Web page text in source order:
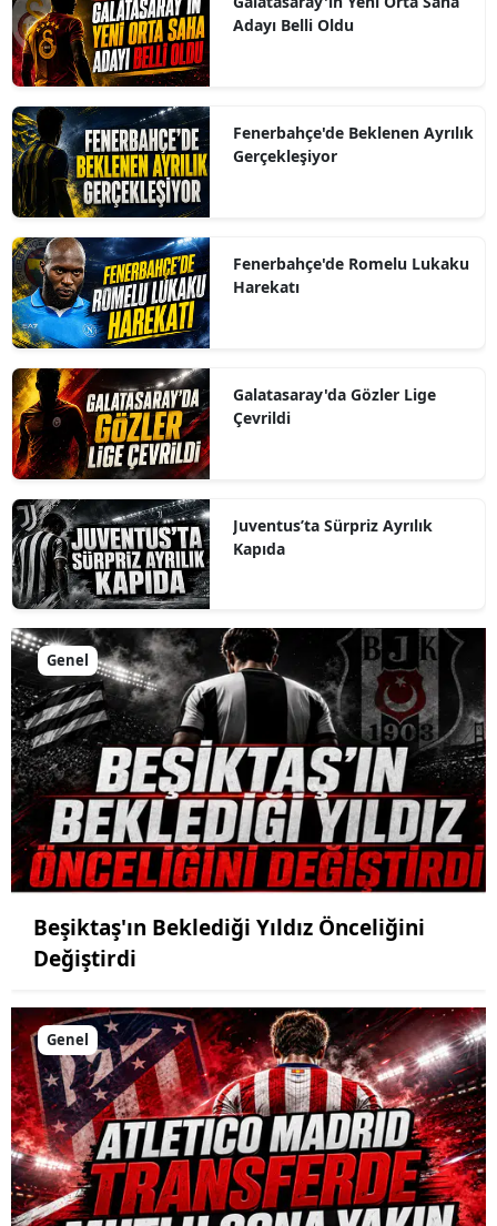
Adayı Belli Oldu
Fenerbahçe'de Beklenen Ayrılık
Gerçekleşiyor
Fenerbahçe'de Romelu Lukaku
Harekatı
Galatasaray'da Gözler Lige
Çevrildi
Juventus’ta Sürpriz Ayrılık
Kapıda
Genel
Beşiktaş'ın Beklediği Yıldız Önceliğini
Değiştirdi
Genel